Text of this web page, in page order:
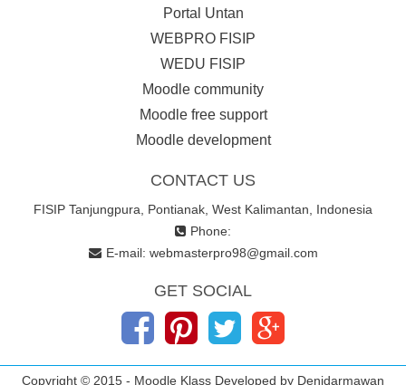
Portal Untan
WEBPRO FISIP
WEDU FISIP
Moodle community
Moodle free support
Moodle development
CONTACT US
FISIP Tanjungpura, Pontianak, West Kalimantan, Indonesia
Phone:
E-mail: webmasterpro98@gmail.com
GET SOCIAL
Copyright © 2015 - Moodle Klass Developed by Denidarmawan